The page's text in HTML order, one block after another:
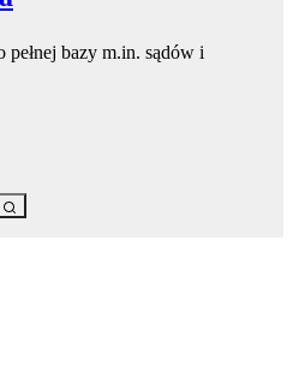
pełnej bazy m.in. sądów i